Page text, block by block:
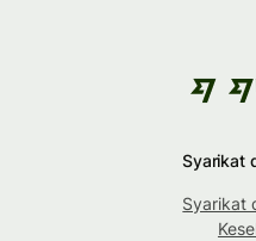
Syarikat
Syarikat